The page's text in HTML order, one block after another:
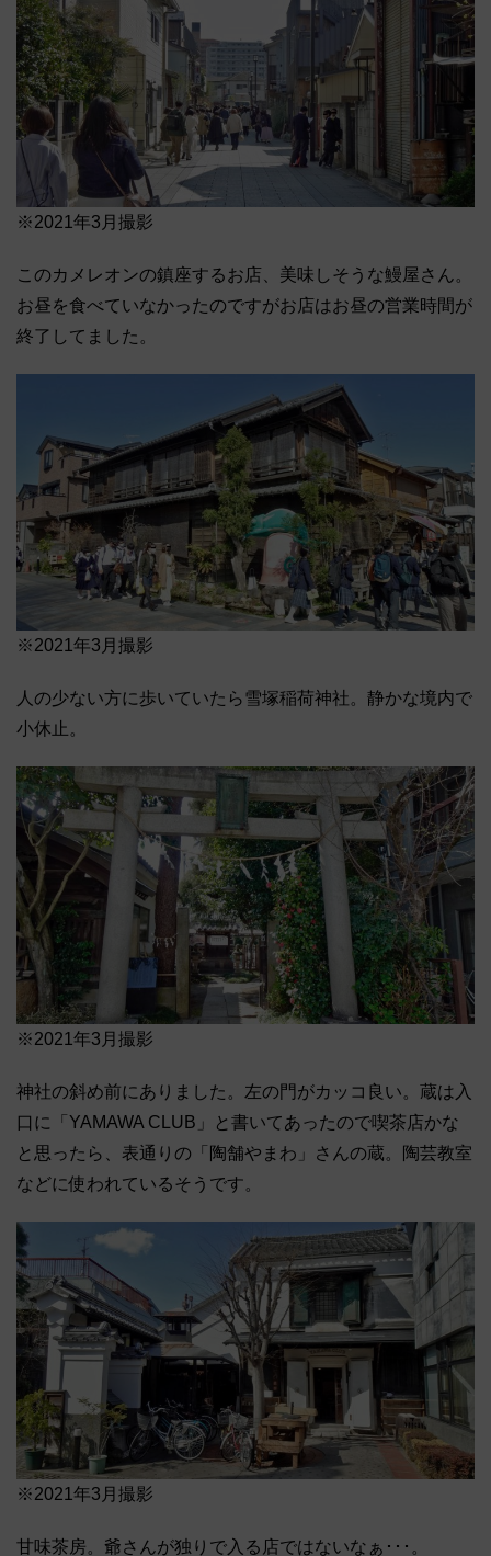
※2021年3月撮影
このカメレオンの鎮座するお店、美味しそうな鰻屋さん。
お昼を食べていなかったのですがお店はお昼の営業時間が
終了してました。
※2021年3月撮影
人の少ない方に歩いていたら雪塚稲荷神社。静かな境内で
小休止。
※2021年3月撮影
神社の斜め前にありました。左の門がカッコ良い。蔵は入
口に「YAMAWA CLUB」と書いてあったので喫茶店かな
と思ったら、表通りの「陶舗やまわ」さんの蔵。陶芸教室
などに使われているそうです。
※2021年3月撮影
甘味茶房。爺さんが独りで入る店ではないなぁ･･･。